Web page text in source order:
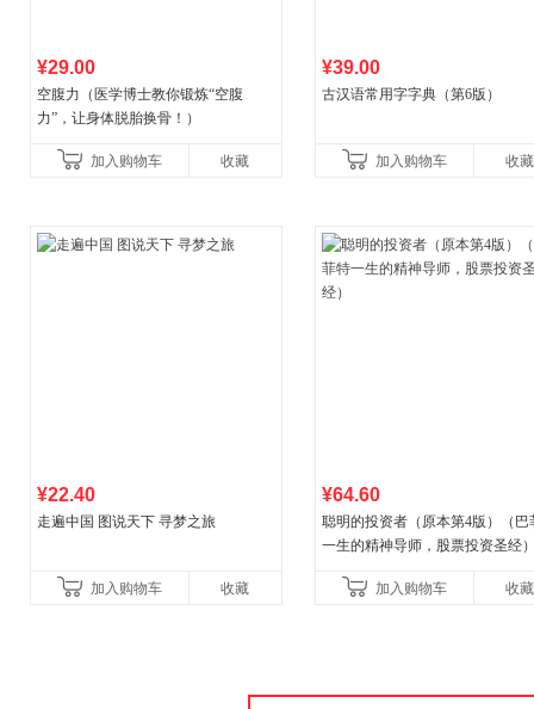
¥29.00
空腹力（医学博士教你锻炼“空腹
力”，让身体脱胎换骨！）
加入购物车 收藏
¥39.00
古汉语常用字字典（第6版）
加入购物车 收藏
¥22.40
走遍中国 图说天下 寻梦之旅
加入购物车 收藏
¥64.60
聪明的投资者（原本第4版）（巴
一生的精神导师，股票投资圣经
加入购物车 收藏